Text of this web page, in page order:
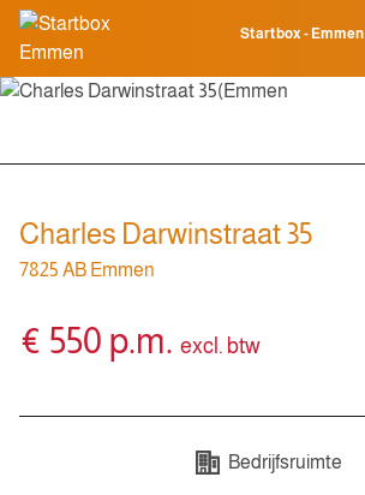
Spring naar inhoud
Startbox - Emmen
Klazienaveen
Charles Darwinstraat 35
7825 AB Emmen
€ 550 p.m. excl. btw
Bedrijfsruimte